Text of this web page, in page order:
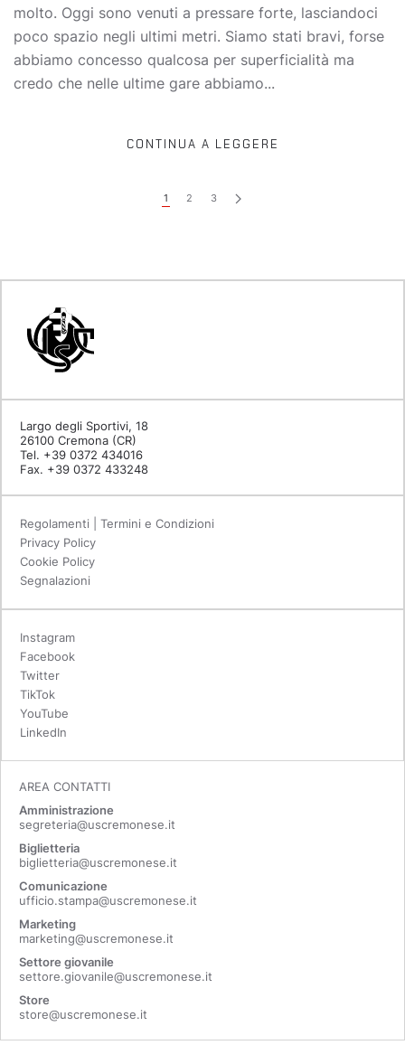
molto. Oggi sono venuti a pressare forte, lasciandoci
poco spazio negli ultimi metri. Siamo stati bravi, forse
abbiamo concesso qualcosa per superficialità ma
credo che nelle ultime gare abbiamo...
CONTINUA A LEGGERE
1 2 3
Largo degli Sportivi, 18
26100 Cremona (CR)
Tel. +39 0372 434016
Fax. +39 0372 433248
Regolamenti | Termini e Condizioni
Privacy Policy
Cookie Policy
Segnalazioni
Instagram
Facebook
Twitter
TikTok
YouTube
LinkedIn
AREA CONTATTI
Amministrazione
segreteria@uscremonese.it
Biglietteria
biglietteria@uscremonese.it
Comunicazione
ufficio.stampa@uscremonese.it
Marketing
marketing@uscremonese.it
Settore giovanile
settore.giovanile@uscremonese.it
Store
store@uscremonese.it